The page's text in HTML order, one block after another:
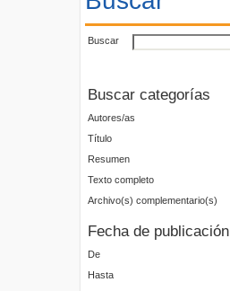
Buscar
Buscar categorías
Autores/as
Título
Resumen
Texto completo
Archivo(s) complementario(s)
Fecha de publicación
De
Hasta